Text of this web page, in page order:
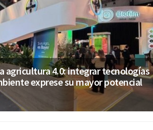
agricultura 4.0: integrar tecnologías
exprese su mayor potencial